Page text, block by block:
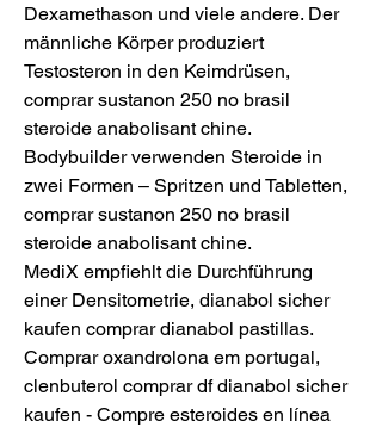
Dexamethason und viele andere. Der
männliche Körper produziert
Testosteron in den Keimdrüsen,
comprar sustanon 250 no brasil
steroide anabolisant chine.
Bodybuilder verwenden Steroide in
zwei Formen – Spritzen und Tabletten,
comprar sustanon 250 no brasil
steroide anabolisant chine.
MediX empfiehlt die Durchführung
einer Densitometrie, dianabol sicher
kaufen comprar dianabol pastillas.
Comprar oxandrolona em portugal,
clenbuterol comprar df dianabol sicher
kaufen - Compre esteroides en línea